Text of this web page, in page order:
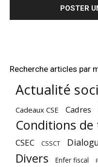
Recherche articles par
Actualité
Cadeaux CSE Cadres
Conditions de
CSEC CSSCT
Divers Enfer fiscal